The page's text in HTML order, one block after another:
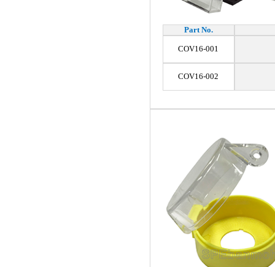
Part No.
COV16-001
COV16-002